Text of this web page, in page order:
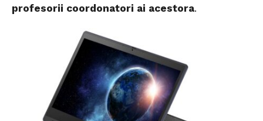
profesorii coordonatori ai acestora.